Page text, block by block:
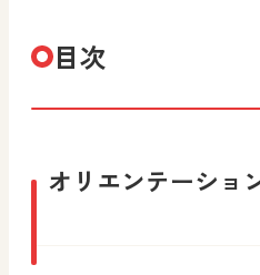
目次
オリエンテーショ